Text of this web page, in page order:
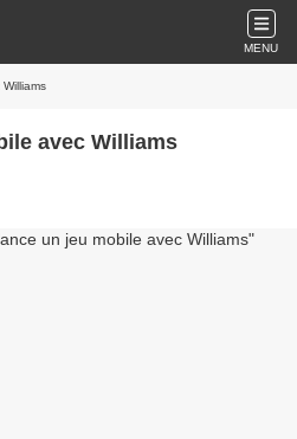
MENU
avec Williams